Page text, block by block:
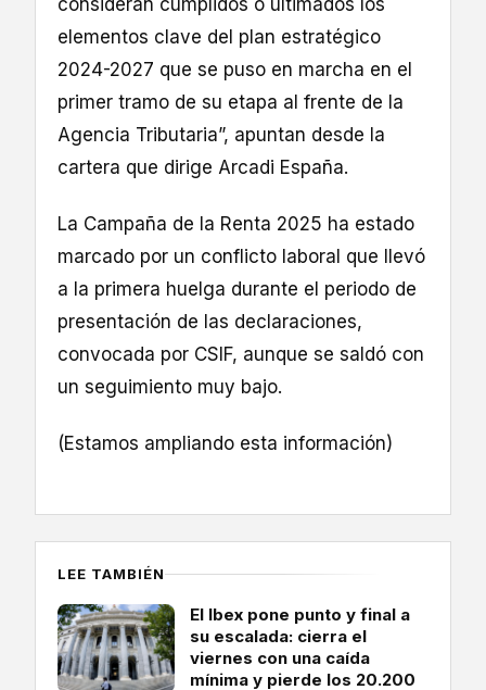
elementos clave del plan estratégico
2024-2027 que se puso en marcha en el
primer tramo de su etapa al frente de la
Agencia Tributaria”, apuntan desde la
cartera que dirige Arcadi España.
La Campaña de la Renta 2025 ha estado
marcado por un conflicto laboral que llevó
a la primera huelga durante el periodo de
presentación de las declaraciones,
convocada por CSIF, aunque se saldó con
un seguimiento muy bajo.
(Estamos ampliando esta información)
LEE TAMBIÉN
El Ibex pone punto y final a
su escalada: cierra el
viernes con una caída
mínima y pierde los 20.200